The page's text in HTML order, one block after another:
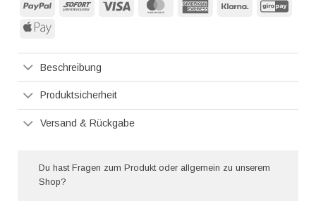
PayPal Sofort MasterCard American
Klarna
Apple
Beschreibung
Produktsicherheit
Versand & Rückgabe
Du hast Fragen zum Produkt oder allgemein zu unserem
Shop?